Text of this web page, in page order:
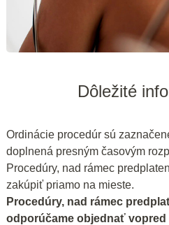
Dôležité
Ordinácie procedúr sú
doplnená presným časovým
Procedúry, nad rámec
zakúpiť priamo na mieste.
Procedúry, nad rámec
odporúčame objednať